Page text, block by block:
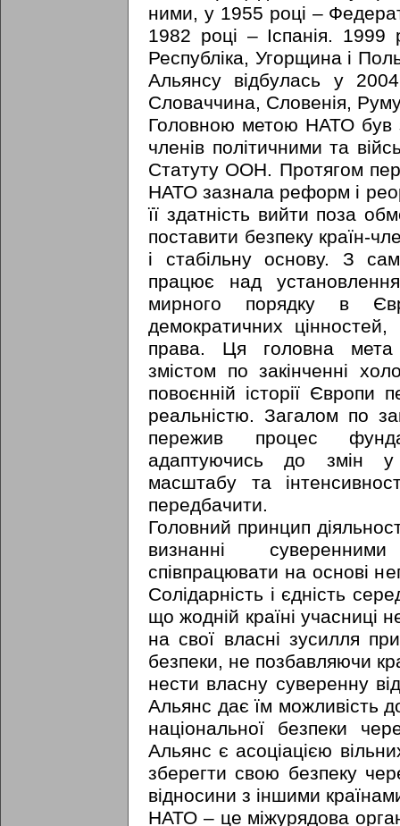
ними, у 1955 році –
1982 році – Іспанія.
Республіка, Угорщина і
Альянсу відбулась у
Словаччина, Словенія,
Головною метою НАТО був
членів політичними та
Статуту ООН. Протягом
НАТО зазнала реформ і
її здатність вийти поза
поставити безпеку країн-
і стабільну основу. З
працює над
мирного порядку в
демократичних
права. Ця головна мета
змістом по закінченні
повоєнній історії Європи
реальністю. Загалом по
пережив процес
адаптуючись до змін у
масштабу та
передбачити.
Головний принцип
визнанні
співпрацювати на основі
Солідарність і єдність
що жодній країні учасниці
на свої власні зусилля
безпеки, не позбавляючи
нести власну суверенну
Альянс дає їм можливість
національної безпеки
Альянс є асоціацією
зберегти свою безпеку
відносини з іншими
НАТО – це міжурядова